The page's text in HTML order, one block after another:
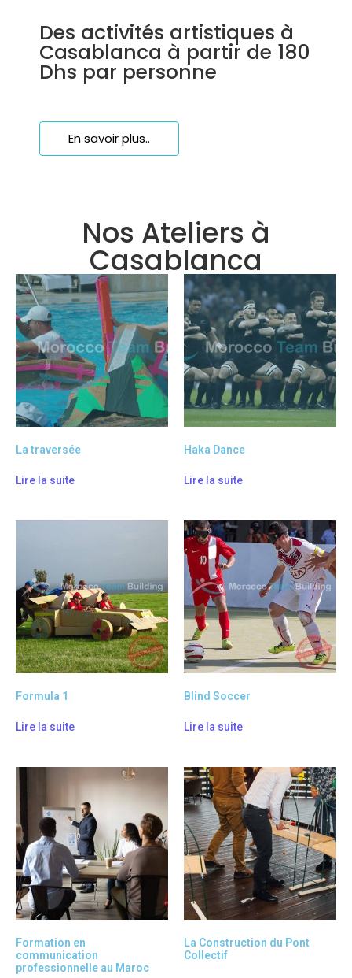
Des activités artistiques à
Casablanca à partir de 180
Dhs par personne​​
En savoir plus..
Nos Ateliers à
Casablanca
La traversée
Lire la suite
Haka Dance
Lire la suite
Formula 1
Lire la suite
Blind Soccer
Lire la suite
Formation en
communication
professionnelle au Maroc
La Construction du Pont
Collectif